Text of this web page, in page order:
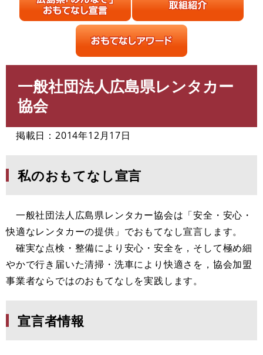
一般社団法人広島県レンタカー
協会
掲載日：2014年12月17日
私のおもてなし宣言
一般社団法人広島県レンタカー協会は「安全・安心・
快適なレンタカーの提供」でおもてなし宣言します。
確実な点検・整備により安心・安全を，そして極め細
やかで行き届いた清掃・洗車により快適さを，協会加盟
事業者ならではのおもてなしを実践します。
宣言者情報